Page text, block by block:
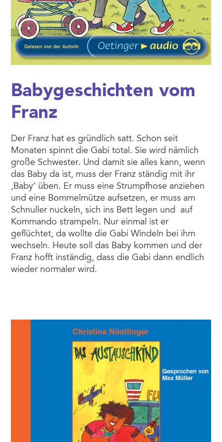
Babygeschichten vom
Franz
Der Franz hat es gründlich satt. Schon seit
Monaten spinnt die Gabi total. Sie wird nämlich
große Schwester. Und damit sie alles kann, wenn
das Baby da ist, muss der Franz ständig mit ihr
,Baby‘ üben. Er muss eine Strumpfhose anziehen
und eine Bommelmütze aufsetzen, er muss am
Schnuller nuckeln, sich ins Bett legen und auf
Kommando strampeln. Nur einmal ist er
geflüchtet, da wollte die Gabi Windeln bei ihm
wechseln. Heute soll das Baby kommen und der
Franz hofft inständig, dass die Gabi dann endlich
wieder normaler wird.